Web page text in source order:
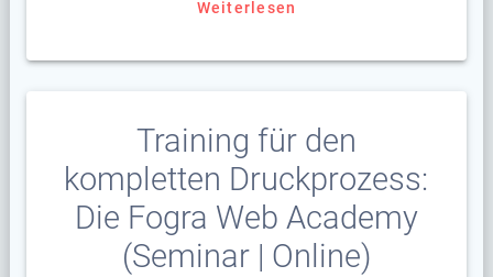
Weiterlesen
Training für den
kompletten Druckprozess:
Die Fogra Web Academy
(Seminar | Online)